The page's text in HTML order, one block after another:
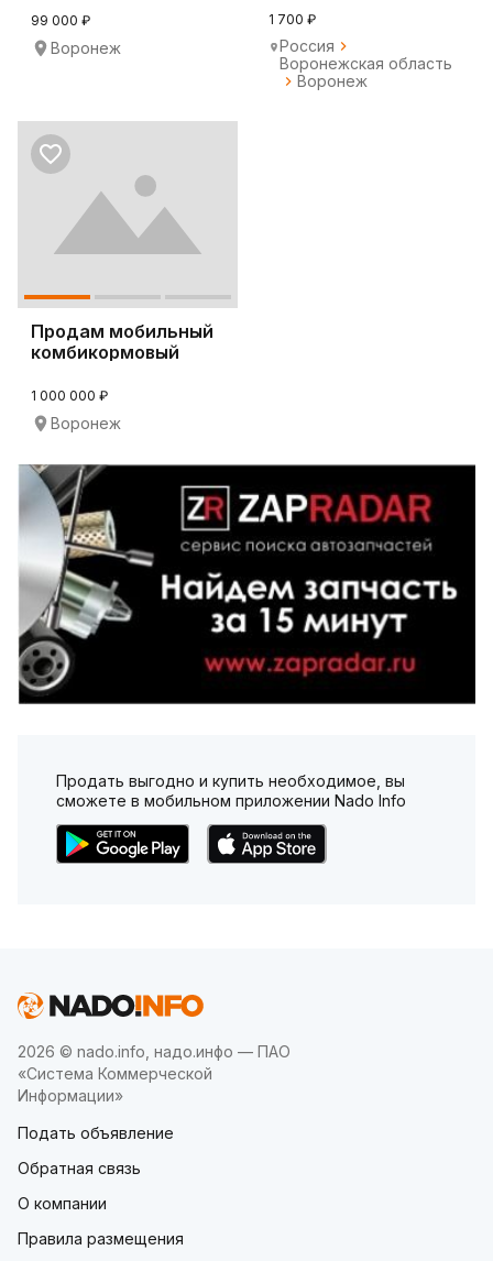
99 000 ₽
Воронеж
1 700 ₽
Россия
Воронежская область
Воронеж
Продам мобильный
комбикормовый
1 000 000 ₽
Воронеж
Продать выгодно и купить необходимое, вы
сможете в мобильном приложении Nado Info
2026 © nado.info, надо.инфо — ПАО
«Система Коммерческой
Информации»
Подать объявление
Обратная связь
О компании
Правила размещения